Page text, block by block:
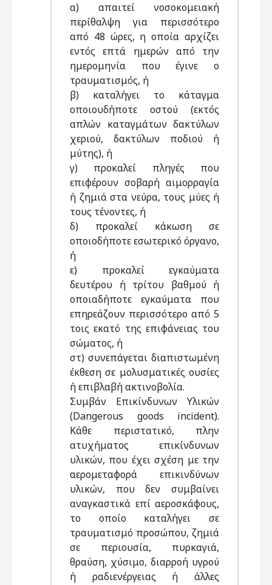
α) απαιτεί νοσοκομειακή
περίθαλψη για περισσότερο
από 48 ώρες, η οποία αρχίζει
εντός επτά ημερών από την
ημερομηνία που έγινε ο
τραυματισμός, ή
β) καταλήγει το κάταγμα
οποιουδήποτε οστού (εκτός
απλών καταγμάτων δακτύλων
χεριού, δακτύλων ποδιού ή
μύτης), ή
γ) προκαλεί πληγές που
επιφέρουν σοβαρή αιμορραγία
ή ζημιά στα νεύρα, τους μύες ή
τους τένοντες, ή
δ) προκαλεί κάκωση σε
οποιοδήποτε εσωτερικό όργανο,
ή
ε) προκαλεί εγκαύματα
δευτέρου ή τρίτου βαθμού ή
οποιαδήποτε εγκαύματα που
επηρεάζουν περισσότερο από 5
τοις εκατό της επιφάνειας του
σώματος, ή
στ) συνεπάγεται διαπιστωμένη
έκθεση σε μολυσματικές ουσίες
ή επιβλαβή ακτινοβολία.
Συμβάν Επικίνδυνων Υλικών
(Dangerous goods incident).
Κάθε περιστατικό, πλην
ατυχήματος επικίνδυνων
υλικών, που έχει σχέση με την
αερομεταφορά επικινδύνων
υλικών, που δεν συμβαίνει
αναγκαστικά επί αεροσκάφους,
το οποίο καταλήγει σε
τραυματισμό προσώπου, ζημιά
σε περιουσία, πυρκαγιά,
θραύση, χύσιμο, διαρροή υγρού
ή ραδιενέργειας ή άλλες